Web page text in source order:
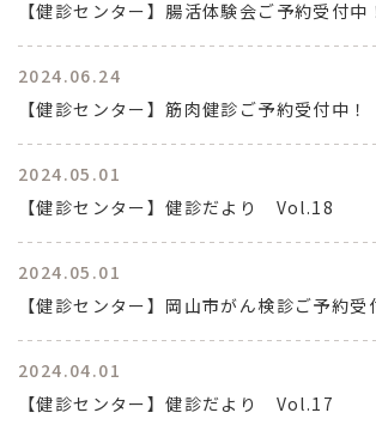
【健診センター】腸活体験会ご予約受付中
2024.06.24
【健診センター】筋肉健診ご予約受付中！
2024.05.01
【健診センター】健診だより Vol.18
2024.05.01
【健診センター】岡山市がん検診ご予約受
2024.04.01
【健診センター】健診だより Vol.17